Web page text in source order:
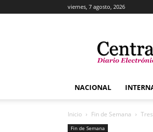
viernes, 7 agosto, 2026
NACIONAL
Inicio Fin de Semana
Fin de Semana